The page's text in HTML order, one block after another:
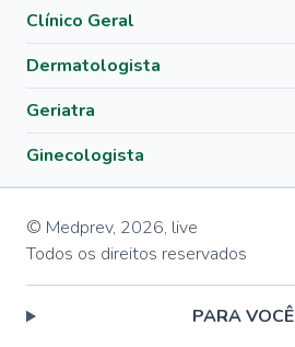
Clínico Geral
Dermatologista
Geriatra
Ginecologista
© Medprev, 2026, live
Todos os direitos reservados
PARA VOCÊ